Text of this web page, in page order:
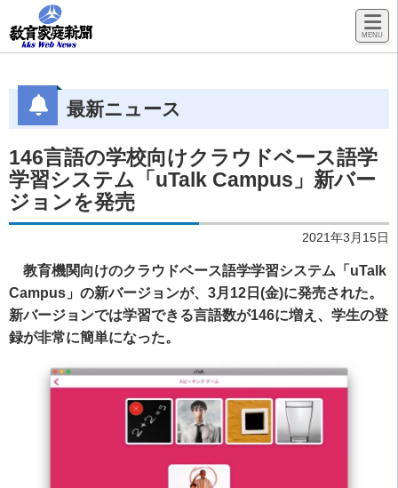
最新ニュース
146言語の学校向けクラウドベース語学
学習システム「uTalk Campus」新バー
ジョンを発売
2021年3月15日
教育機関向けのクラウドベース語学学習システム「uTalk
Campus」の新バージョンが、3月12日(金)に発売された。
新バージョンでは学習できる言語数が146に増え、学生の登
録が非常に簡単になった。